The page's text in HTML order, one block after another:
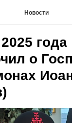
Новости
года
о